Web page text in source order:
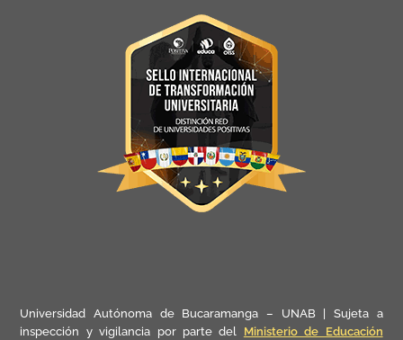
Universidad Autónoma de Bucaramanga – UNAB | Sujeta a
inspección y vigilancia por parte del Ministerio de Educación